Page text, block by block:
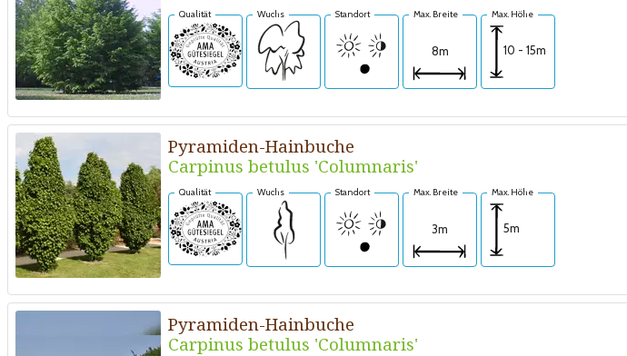
Qualität Wuchs Standort Max. Breite
8m
Max. Höhe
10 - 15m
Pyramiden-Hainbuche
Carpinus betulus 'Columnaris'
Qualität Wuchs Standort Max. Breite
3m
Max. Höhe
5m
Pyramiden-Hainbuche
Carpinus betulus 'Columnaris'